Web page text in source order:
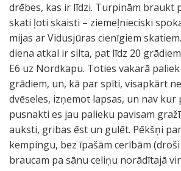
drēbes, kas ir līdzi. Turpinām braukt
skati ļoti skaisti – ziemeļnieciski
mijas ar Vidusjūras cienīgiem
diena atkal ir silta, pat līdz 20
E6 uz Nordkapu. Toties vakarā
grādiem, un, kā par spīti, visapkārt
dvēseles, izņemot lapsas, un nav kur
pusnakti es jau palieku pavisam
auksti, gribas ēst un gulēt. Pēkšņi
kempingu, bez īpašām cerībām
braucam pa sānu celiņu norādītajā